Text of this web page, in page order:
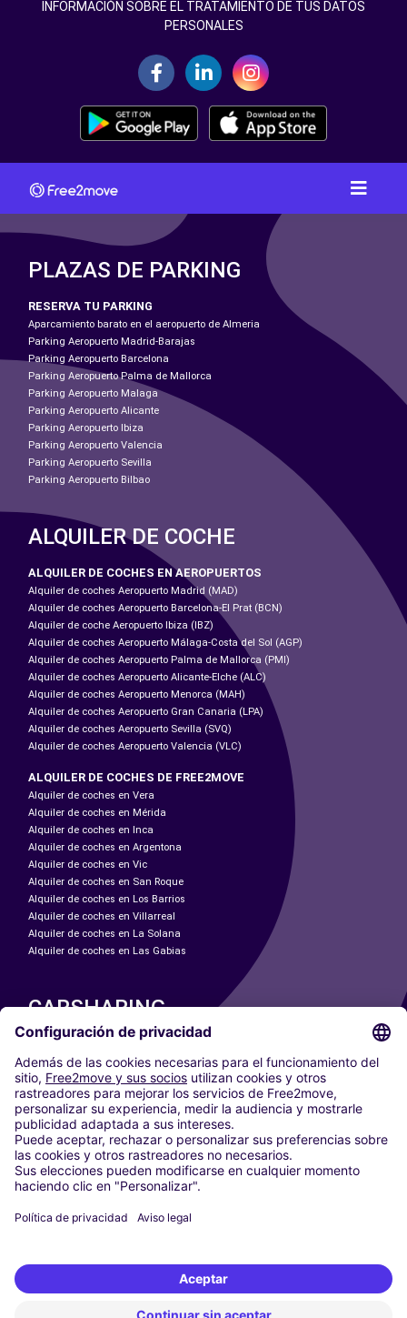
INFORMACIÓN SOBRE EL TRATAMIENTO DE TUS DATOS
PERSONALES
PLAZAS DE PARKING
RESERVA TU PARKING
Aparcamiento barato en el aeropuerto de Almeria
Parking Aeropuerto Madrid-Barajas
Parking Aeropuerto Barcelona
Parking Aeropuerto Palma de Mallorca
Parking Aeropuerto Malaga
Parking Aeropuerto Alicante
Parking Aeropuerto Ibiza
Parking Aeropuerto Valencia
Parking Aeropuerto Sevilla
Parking Aeropuerto Bilbao
ALQUILER DE COCHE
ALQUILER DE COCHES EN AEROPUERTOS
Alquiler de coches Aeropuerto Madrid (MAD)
Alquiler de coches Aeropuerto Barcelona-El Prat (BCN)
Alquiler de coche Aeropuerto Ibiza (IBZ)
Alquiler de coches Aeropuerto Málaga-Costa del Sol (AGP)
Alquiler de coches Aeropuerto Palma de Mallorca (PMI)
Alquiler de coches Aeropuerto Alicante-Elche (ALC)
Alquiler de coches Aeropuerto Menorca (MAH)
Alquiler de coches Aeropuerto Gran Canaria (LPA)
Alquiler de coches Aeropuerto Sevilla (SVQ)
Alquiler de coches Aeropuerto Valencia (VLC)
ALQUILER DE COCHES DE FREE2MOVE
Alquiler de coches en Vera
Alquiler de coches en Mérida
Alquiler de coches en Inca
Alquiler de coches en Argentona
Alquiler de coches en Vic
Alquiler de coches en San Roque
Alquiler de coches en Los Barrios
Alquiler de coches en Villarreal
Alquiler de coches en La Solana
Alquiler de coches en Las Gabias
CARSHARING
NUESTRAS CIUDADES
Paris
Madrid
Washington DC
Milán
Roma
Turín
Viena
Berlín
Düsseldorf